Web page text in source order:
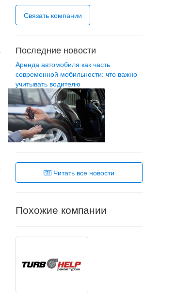
Связать компании
Последние новости
Аренда автомобиля как часть
современной мобильности: что важно
учитывать водителю
Читать все новости
Похожие компании